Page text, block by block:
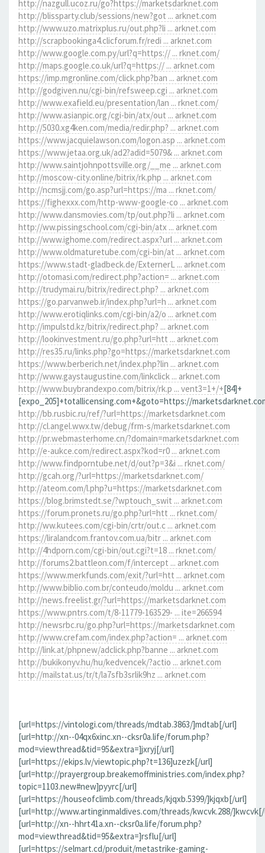
http://nazgull.ucoz.ru/go?https://marketsdarknet.com
http://blissparty.club/sessions/new?got ... arknet.com
http://www.uzo.matrixplus.ru/out.php?li ... arknet.com
http://scrapbookinga4.clicforum.fr/redi ... arknet.com
http://www.google.com.py/url?q=https:// ... rknet.com/
http://maps.google.co.uk/url?q=https:// ... arknet.com
https://imp.mgronline.com/click.php?ban ... arknet.com
http://godgiven.nu/cgi-bin/refsweep.cgi ... arknet.com
http://www.exafield.eu/presentation/lan ... rknet.com/
http://www.asianpic.org/cgi-bin/atx/out ... arknet.com
http://5030.xg4ken.com/media/redir.php? ... arknet.com
https://www.jacquielawson.com/logon.asp ... arknet.com
https://www.jetaa.org.uk/ad2?adid=5079& ... arknet.com
http://www.saintjohnpottsville.org/__me ... arknet.com
http://moscow-city.online/bitrix/rk.php ... arknet.com
http://ncmsjj.com/go.asp?url=https://ma ... rknet.com/
https://fighexxx.com/http-www-google-co ... arknet.com
http://www.dansmovies.com/tp/out.php?li ... arknet.com
http://ww.pissingschool.com/cgi-bin/atx ... arknet.com
http://www.ighome.com/redirect.aspx?url ... arknet.com
http://www.oldmaturetube.com/cgi-bin/at ... arknet.com
https://www.stadt-gladbeck.de/ExternerL ... arknet.com
http://otomasi.com/redirect.php?action= ... arknet.com
http://trudymai.ru/bitrix/redirect.php? ... arknet.com
https://go.parvanweb.ir/index.php?url=h ... arknet.com
http://www.erotiqlinks.com/cgi-bin/a2/o ... arknet.com
http://impulstd.kz/bitrix/redirect.php? ... arknet.com
http://lookinvestment.ru/go.php?url=htt ... arknet.com
http://res35.ru/links.php?go=https://marketsdarknet.com
https://www.berberich.net/index.php?lin ... arknet.com
http://www.gaystaugustine.com/linkclick ... arknet.com
http://www.buybrandexpo.com/bitrix/rk.p ... vent3=1+/+[84]+
[expo_205]+totallicensing.com+&goto=https://
http://bb.rusbic.ru/ref/?url=https://marketsdarknet.com
http://cl.angel.wwx.tw/debug/frm-s/marketsdarknet.com
http://pr.webmasterhome.cn/?domain=marketsdarknet.com
http://e-aukce.com/redirect.aspx?kod=r0 ... arknet.com
http://www.findporntube.net/d/out?p=3&i ... rknet.com/
http://gcah.org/?url=https://marketsdarknet.com/
http://ateom.com/l.php?u=https://marketsdarknet.com
https://blog.brimstedt.se/?wptouch_swit ... arknet.com
https://forum.pronets.ru/go.php?url=htt ... rknet.com/
http://ww.kutees.com/cgi-bin/crtr/out.c ... arknet.com
https://liralandcom.frantov.com.ua/bitr ... arknet.com
http://4hdporn.com/cgi-bin/out.cgi?t=18 ... rknet.com/
http://forums2.battleon.com/f/intercept ... arknet.com
https://www.merkfunds.com/exit/?url=htt ... arknet.com
http://www.biblio.com.br/conteudo/moldu ... arknet.com
http://news.freelist.gr/?url=https://marketsdarknet.com
https://www.pntrs.com/t/8-11779-163529- ... ite=266594
http://newsrbc.ru/go.php?url=https://marketsdarknet.com
http://www.crefam.com/index.php?action= ... arknet.com
http://link.at/phpnew/adclick.php?banne ... arknet.com
http://bukikonyv.hu/hu/kedvencek/?actio ... arknet.com
http://mailstat.us/tr/t/la7sfb3srlik9hz ... arknet.com
[url=https://vintologi.com/threads/mdtab.3863/]mdtab[/url]
[url=http://xn--04qx6xinc.xn--cksr0a.life/forum.php?
mod=viewthread&tid=95&extra=]jxryj[/url]
[url=https://ekips.lv/viewtopic.php?t=136]uzezk[/url]
[url=http://prayergroup.breakemoffministries.com/index.php?
topic=1103.new#new]pyyrc[/url]
[url=https://houseofclimb.com/threads/kjqxb.5399/]kjqxb[/url]
[url=http://www.artinginmaldives.com/threads/kwcvk.288/
[url=http://xn--hhrt41a.xn--cksr0a.life/forum.php?
mod=viewthread&tid=95&extra=]rsflu[/url]
[url=https://selmart.cd/produit/metastrike-gaming-